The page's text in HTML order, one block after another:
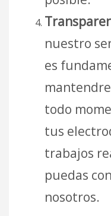
nuestro
es
todo
tus
trabajos
puedas
nosotros.